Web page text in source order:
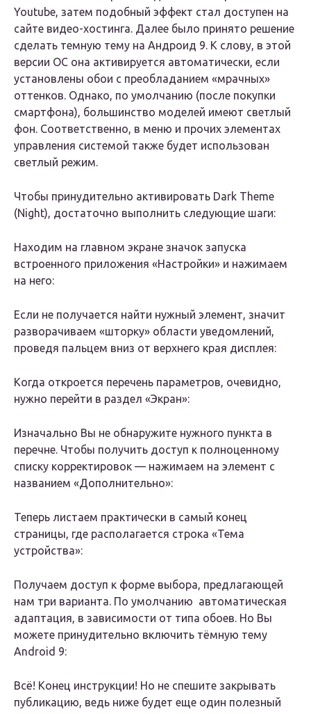
Youtube, затем подобный эффект стал доступен на
сайте видео-хостинга. Далее было принято решение
сделать темную тему на Андроид 9. К слову, в этой
версии ОС она активируется автоматически, если
установлены обои с преобладанием «мрачных»
оттенков. Однако, по умолчанию (после покупки
смартфона), большинство моделей имеют светлый
фон. Соответственно, в меню и прочих элементах
управления системой также будет использован
светлый режим.
Чтобы принудительно активировать Dark Theme
(Night), достаточно выполнить следующие шаги:
Находим на главном экране значок запуска
встроенного приложения «Настройки» и нажимаем
на него:
Если не получается найти нужный элемент, значит
разворачиваем «шторку» области уведомлений,
проведя пальцем вниз от верхнего края дисплея:
Когда откроется перечень параметров, очевидно,
нужно перейти в раздел «Экран»:
Изначально Вы не обнаружите нужного пункта в
перечне. Чтобы получить доступ к полноценному
списку корректировок — нажимаем на элемент с
названием «Дополнительно»:
Теперь листаем практически в самый конец
страницы, где располагается строка «Тема
устройства»:
Получаем доступ к форме выбора, предлагающей
нам три варианта. По умолчанию автоматическая
адаптация, в зависимости от типа обоев. Но Вы
можете принудительно включить тёмную тему
Android 9:
Всё! Конец инструкции! Но не спешите закрывать
публикацию, ведь ниже будет еще один полезный